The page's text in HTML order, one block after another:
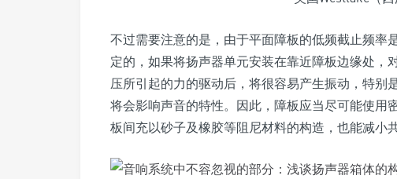
不过需要注意的是，由于平面障板的低频截止频率
定的，如果将扬声器单元安装在靠近障板边缘处，
压所引起的力的驱动后，将很容易产生振动，特别
将会影响声音的特性。因此，障板应当尽可能使用
板间充以砂子及橡胶等阻尼材料的构造，也能减小共